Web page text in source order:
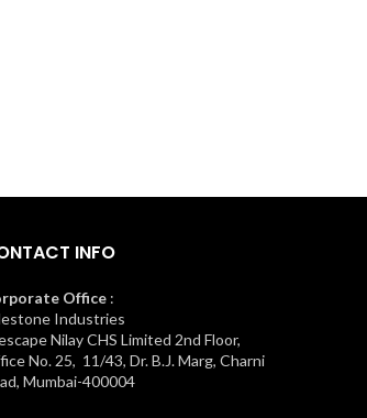
INFO
Office:
Industries
Nilay CHS Limited 2nd Floor,
No. 25, 11/43, Dr. B.J. Marg, Charni
Mumbai-400004